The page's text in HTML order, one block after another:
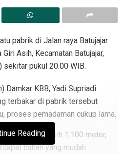
pabrik di Jalan raya Batujajar
Asih, Kecamatan Batujajar,
pukul 20.00 WIB.
Damkar KBB, Yadi Supriadi
terbakar di pabrik tersebut
proses pemadaman cukup lama.
ini kurang lebih 1.100 meter,
bahan yang mudah
Reading